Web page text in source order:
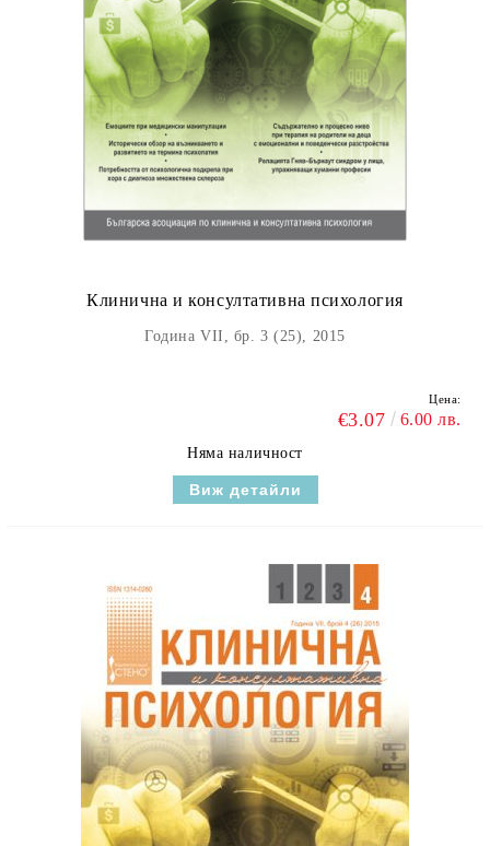
Клинична и консултативна психология
Година VII, бр. 3 (25), 2015
Цена:
€3.07 6.00 лв.
Няма наличност
Виж детайли